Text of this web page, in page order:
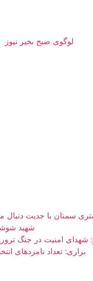
سمنان با جدیت
شهید
شهدای امنیت در جنگ
براری: تعداد نامزدهای انتخابات